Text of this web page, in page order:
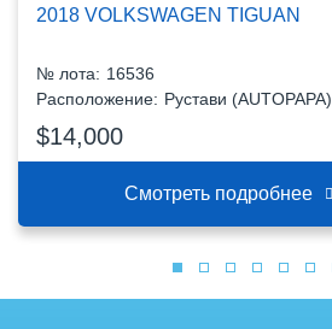
2018 VOLKSWAGEN TIGUAN
№ лота: 16536
Расположение: Рустави (AUTOPAPA)
$14,000
Смотреть подробнее